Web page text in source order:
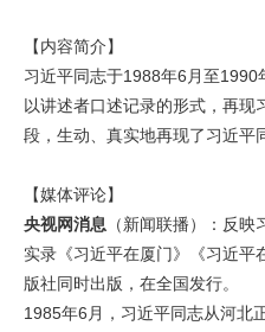
【内容简介】
习近平同志于1988年6月至
以讲述者口述记录的形式，再
段，生动、真实地再现了习近平
【媒体评论】
央视网消息 （新闻联播）：反
实录《习近平在厦门》《习近平
版社同时出版，在全国发行。
1985年6月，习近平同志从河北